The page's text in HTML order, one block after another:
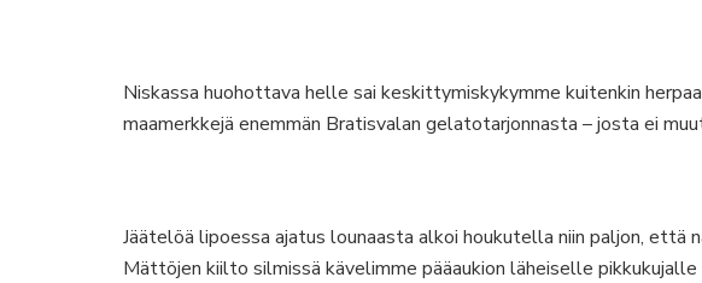
Niskassa huohottava helle sai keskittymiskykymme kuitenkin
maamerkkejä enemmän Bratisvalan gelatotarjonnasta – josta ei
Jäätelöä lipoessa ajatus lounaasta alkoi houkutella niin paljon, että
Mättöjen kiilto silmissä kävelimme pääaukion läheiselle